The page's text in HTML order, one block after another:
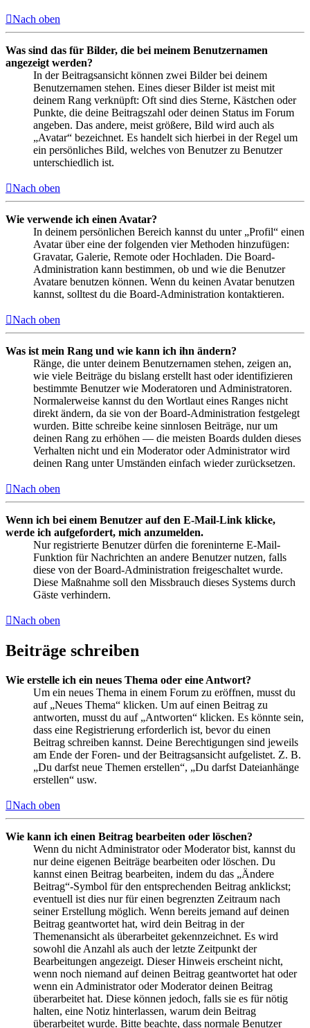
Nach oben
Was sind das für Bilder, die bei meinem Benutzernamen
angezeigt werden?
In der Beitragsansicht können zwei Bilder bei deinem
Benutzernamen stehen. Eines dieser Bilder ist meist mit
deinem Rang verknüpft: Oft sind dies Sterne, Kästchen oder
Punkte, die deine Beitragszahl oder deinen Status im Forum
angeben. Das andere, meist größere, Bild wird auch als
„Avatar“ bezeichnet. Es handelt sich hierbei in der Regel um
ein persönliches Bild, welches von Benutzer zu Benutzer
unterschiedlich ist.
Nach oben
Wie verwende ich einen Avatar?
In deinem persönlichen Bereich kannst du unter „Profil“ einen
Avatar über eine der folgenden vier Methoden hinzufügen:
Gravatar, Galerie, Remote oder Hochladen. Die Board-
Administration kann bestimmen, ob und wie die Benutzer
Avatare benutzen können. Wenn du keinen Avatar benutzen
kannst, solltest du die Board-Administration kontaktieren.
Nach oben
Was ist mein Rang und wie kann ich ihn ändern?
Ränge, die unter deinem Benutzernamen stehen, zeigen an,
wie viele Beiträge du bislang erstellt hast oder identifizieren
bestimmte Benutzer wie Moderatoren und Administratoren.
Normalerweise kannst du den Wortlaut eines Ranges nicht
direkt ändern, da sie von der Board-Administration festgelegt
wurden. Bitte schreibe keine sinnlosen Beiträge, nur um
deinen Rang zu erhöhen — die meisten Boards dulden dieses
Verhalten nicht und ein Moderator oder Administrator wird
deinen Rang unter Umständen einfach wieder zurücksetzen.
Nach oben
Wenn ich bei einem Benutzer auf den E-Mail-Link klicke,
werde ich aufgefordert, mich anzumelden.
Nur registrierte Benutzer dürfen die foreninterne E-Mail-
Funktion für Nachrichten an andere Benutzer nutzen, falls
diese von der Board-Administration freigeschaltet wurde.
Diese Maßnahme soll den Missbrauch dieses Systems durch
Gäste verhindern.
Nach oben
Beiträge schreiben
Wie erstelle ich ein neues Thema oder eine Antwort?
Um ein neues Thema in einem Forum zu eröffnen, musst du
auf „Neues Thema“ klicken. Um auf einen Beitrag zu
antworten, musst du auf „Antworten“ klicken. Es könnte sein,
dass eine Registrierung erforderlich ist, bevor du einen
Beitrag schreiben kannst. Deine Berechtigungen sind jeweils
am Ende der Foren- und der Beitragsansicht aufgelistet. Z. B.
„Du darfst neue Themen erstellen“, „Du darfst Dateianhänge
erstellen“ usw.
Nach oben
Wie kann ich einen Beitrag bearbeiten oder löschen?
Wenn du nicht Administrator oder Moderator bist, kannst du
nur deine eigenen Beiträge bearbeiten oder löschen. Du
kannst einen Beitrag bearbeiten, indem du das „Ändere
Beitrag“-Symbol für den entsprechenden Beitrag anklickst;
eventuell ist dies nur für einen begrenzten Zeitraum nach
seiner Erstellung möglich. Wenn bereits jemand auf deinen
Beitrag geantwortet hat, wird dein Beitrag in der
Themenansicht als überarbeitet gekennzeichnet. Es wird
sowohl die Anzahl als auch der letzte Zeitpunkt der
Bearbeitungen angezeigt. Dieser Hinweis erscheint nicht,
wenn noch niemand auf deinen Beitrag geantwortet hat oder
wenn ein Administrator oder Moderator deinen Beitrag
überarbeitet hat. Diese können jedoch, falls sie es für nötig
halten, eine Notiz hinterlassen, warum dein Beitrag
überarbeitet wurde. Bitte beachte, dass normale Benutzer